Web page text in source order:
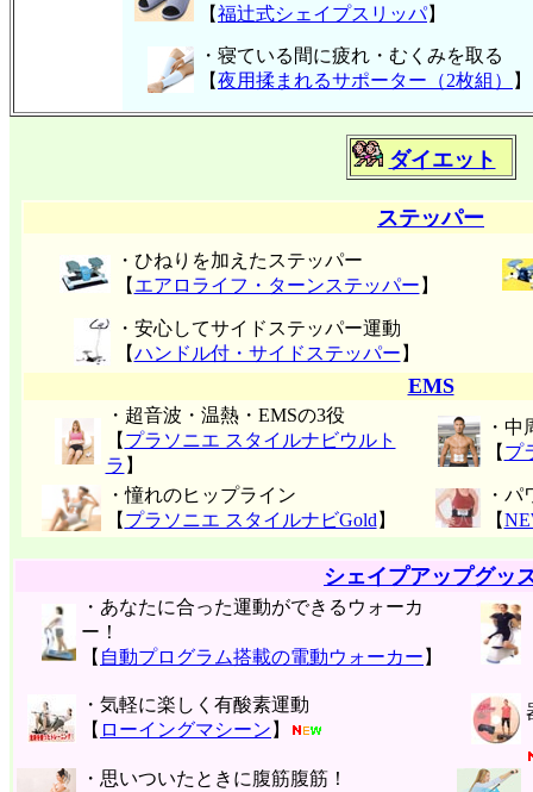
【福辻式シェイプスリッパ】
・寝ている間に疲れ・むくみを取る
【夜用揉まれるサポーター（2枚組） 】
ダイエット
ステッパー
・ひねりを加えたステッパー
【 エアロライフ・ターンステッパー 】
・安心してサイドステッパー運動
【ハンドル付・サイドステッパー 】
EMS
・超音波・温熱・EMSの3役
【 プラソニエ スタイルナビウルト
ラ 】
・
【 プ
・憧れのヒップライン
【 プラソニエ スタイルナビGold 】
・
【
シェイプアップグッ
・あなたに合った運動ができるウォーカ
ー！
【 自動プログラム搭載の電動ウォーカー 】
・気軽に楽しく有酸素運動
【 ローイングマシーン 】
・思いついたときに腹筋腹筋！